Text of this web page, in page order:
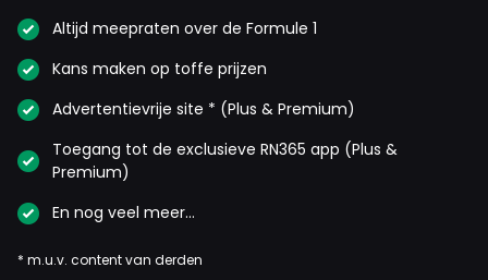
Altijd meepraten over de Formule 1
Kans maken op toffe prijzen
Advertentievrije site * (Plus & Premium)
Toegang tot de exclusieve RN365 app (Plus &
Premium)
En nog veel meer…
* m.u.v. content van derden